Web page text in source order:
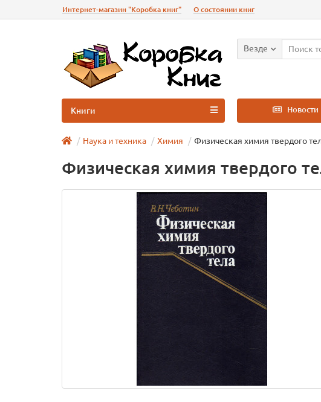
Интернет-магазин "Коробка книг" О состоянии книг
Везде
Новости
Книги
Наука и техника Химия Физическая химия твердого
Физическая химия твердого